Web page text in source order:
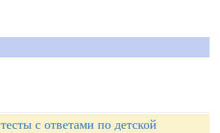
тесты с ответами по детской